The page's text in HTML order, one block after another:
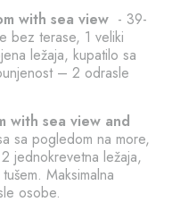
with sea view- 39-
bez terase, 1 veliki
ležaja, kupatilo sa
– 2 odrasle
with sea view and
sa pogledom na more,
jednokrevetna ležaja,
Maksimalna
osobe.